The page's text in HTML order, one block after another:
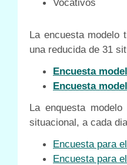
Vocativos
La encuesta modelo
una reducida de 31
Encuesta
Encuesta
La enquesta
situacional, a cada
Encuesta para
Encuesta para